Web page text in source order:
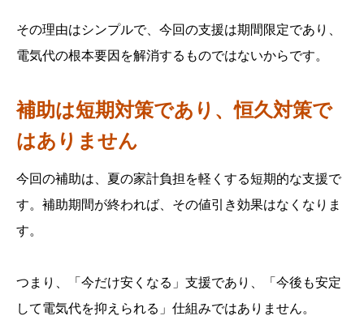
その理由はシンプルで、今回の支援は期間限定であり、
電気代の根本要因を解消するものではないからです。
補助は短期対策であり、恒久対策で
はありません
今回の補助は、夏の家計負担を軽くする短期的な支援で
す。補助期間が終われば、その値引き効果はなくなりま
す。
つまり、「今だけ安くなる」支援であり、「今後も安定
して電気代を抑えられる」仕組みではありません。